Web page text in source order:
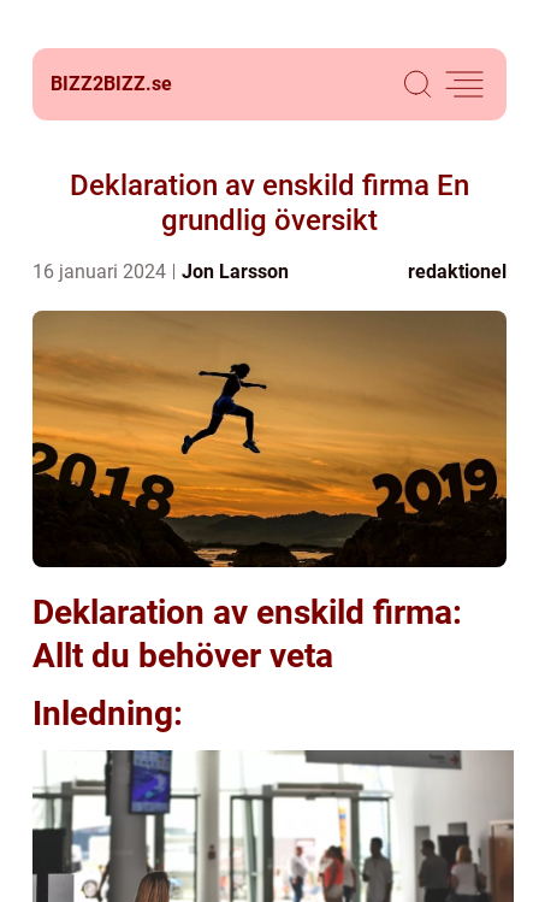
BIZZ2BIZZ.se
Deklaration av enskild firma En
grundlig översikt
16 januari 2024 Jon Larsson redaktionel
Deklaration av enskild firma:
Allt du behöver veta
Inledning: